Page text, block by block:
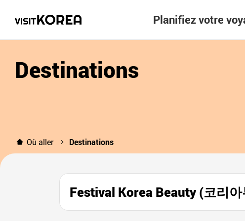
Planifiez votre
Destinations
Où aller Destinations
Festival Korea Beauty (코리